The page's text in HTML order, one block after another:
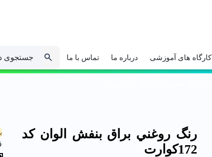
کارگاه های آموزشی درباره ما تماس با ما جستجوی
رنگ روغني براق بنفش الوان کد
172كوارت